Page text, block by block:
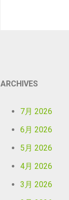
ARCHIVES
7月 2026
6月 2026
5月 2026
4月 2026
3月 2026